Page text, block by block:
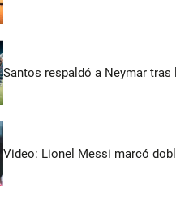
Santos respaldó a Neymar tras
Video: Lionel Messi marcó